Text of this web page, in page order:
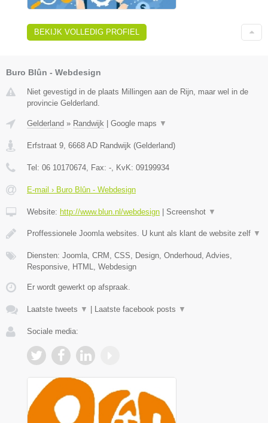
BEKIJK VOLLEDIG PROFIEL
Buro Blûn - Webdesign
Niet gevestigd in de plaats Millingen aan de Rijn, maar wel in de
provincie Gelderland.
Gelderland » Randwijk | Google maps ▼
Erfstraat 9 6668 AD Randwijk (Gelderland)
Tel: 06 10170674 , Fax: - , KvK: 09199934
E-mail › Buro Blûn - Webdesign
Website: http://www.blun.nl/webdesign | Screenshot ▼
Proffessionele Joomla websites. U kunt als klant de website zelf ▼
Diensten: Joomla, CRM, CSS, Design, Onderhoud, Advies,
Responsive, HTML, Webdesign
Er wordt gewerkt op afspraak.
Laatste tweets ▼ | Laatste facebook posts ▼
Sociale media: